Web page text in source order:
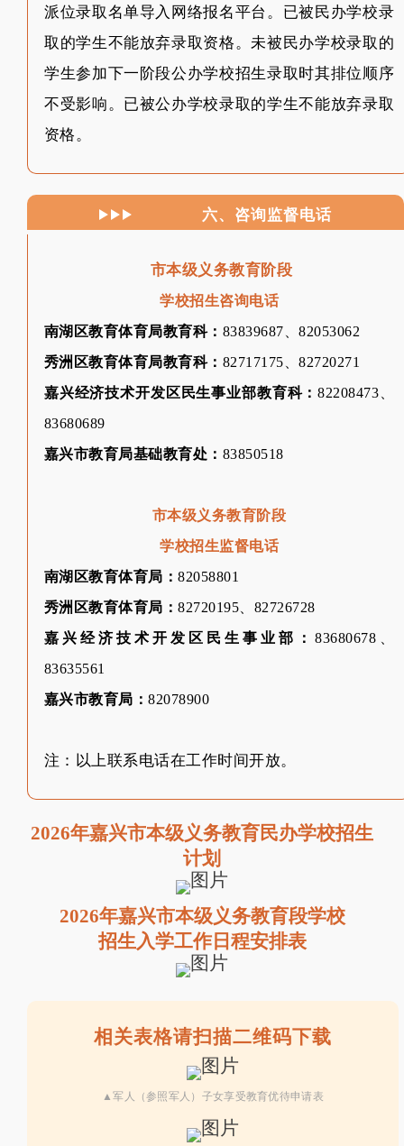
派位录取名单导入网络报名平台。已被民办学校录
取的学生不能放弃录取资格。未被民办学校录取的
学生参加下一阶段公办学校招生录取时其排位顺序
不受影响。已被公办学校录取的学生不能放弃录取
资格。
六、 咨询监督电话
市本级义务教育阶段
学校招生咨询电话
南湖区教育体育局教育科： 83839687、82053062
秀洲区教育体育局教育科： 82717175、82720271
嘉兴经济技术开发区民生事业部教育科：82208473、
83680689
嘉兴市教育局基础教育处： 83850518
市本级义务教育阶段
学校招生监督电话
南湖区教育体育局：82058801
秀洲区教育体育局：82720195、82726728
嘉兴经济技术开发区民生事业部：83680678、
83635561
嘉兴市教育局：82078900
注：以上联系电话在工作时间开放。
2026年嘉兴市本级义务教育民办学校招生
计划
2026年嘉兴市本级义务教育段学校
招生入学工作日程安排表
相关表格请扫描二维码下载
▲军人（参照军人）子女享受教育优待申请表